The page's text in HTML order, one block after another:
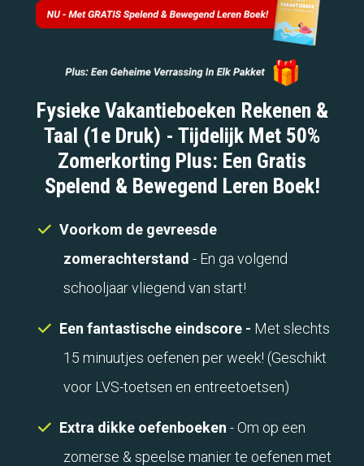
Fysieke Vakantieboeken Rekenen &
Taal (1e Druk) - Tijdelijk Met 50%
Zomerkorting Plus: Een Gratis
Spelend & Bewegend Leren Boek!
Voorkom de gevreesde
zomerachterstand - En ga volgend
schooljaar vliegend van start!
Een fantastische eindscore - Met slechts
15 minuutjes oefenen per week! (Geschikt
voor LVS-toetsen en entreetoetsen)
Extra dikke oefenboeken - Om op een
zomerse & speelse manier te oefenen met